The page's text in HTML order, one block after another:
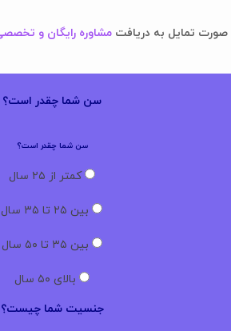
صورت تمایل به دریافتمشاوره رایگان و
سن شما چقدر است؟
سن شما چقدر است؟
کمتر از ۲۵ سال
بین ۲۵ تا ۳۵ سال
بین ۳۵ تا ۵۰ سال
بالای ۵۰ سال
جنسیت شما چیست؟